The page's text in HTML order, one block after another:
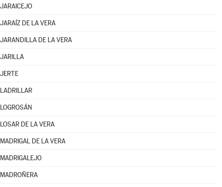
JARAICEJO
JARAÍZ DE LA VERA
JARANDILLA DE LA VERA
JARILLA
JERTE
LADRILLAR
LOGROSÁN
LOSAR DE LA VERA
MADRIGAL DE LA VERA
MADRIGALEJO
MADROÑERA